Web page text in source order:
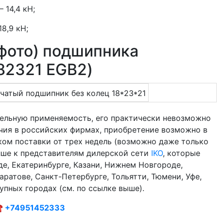
14,4 кН;
кН;
подшипника
EGB2)
применяемость, его практически невозможно
в российских фирмах, приобретение возможно в
поставки от трех недель (возможно даже только
к представителям дилерской сети IKO, которые
Екатеринбурге, Казани, Нижнем Новгороде,
Санкт-Петербурге, Тольятти, Тюмени, Уфе,
городах (см. по ссылке выше).
+74951452333